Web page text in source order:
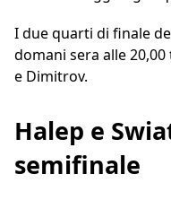
I due quarti di finale
domani sera alle
e Dimitrov.
Halep e
semifinale